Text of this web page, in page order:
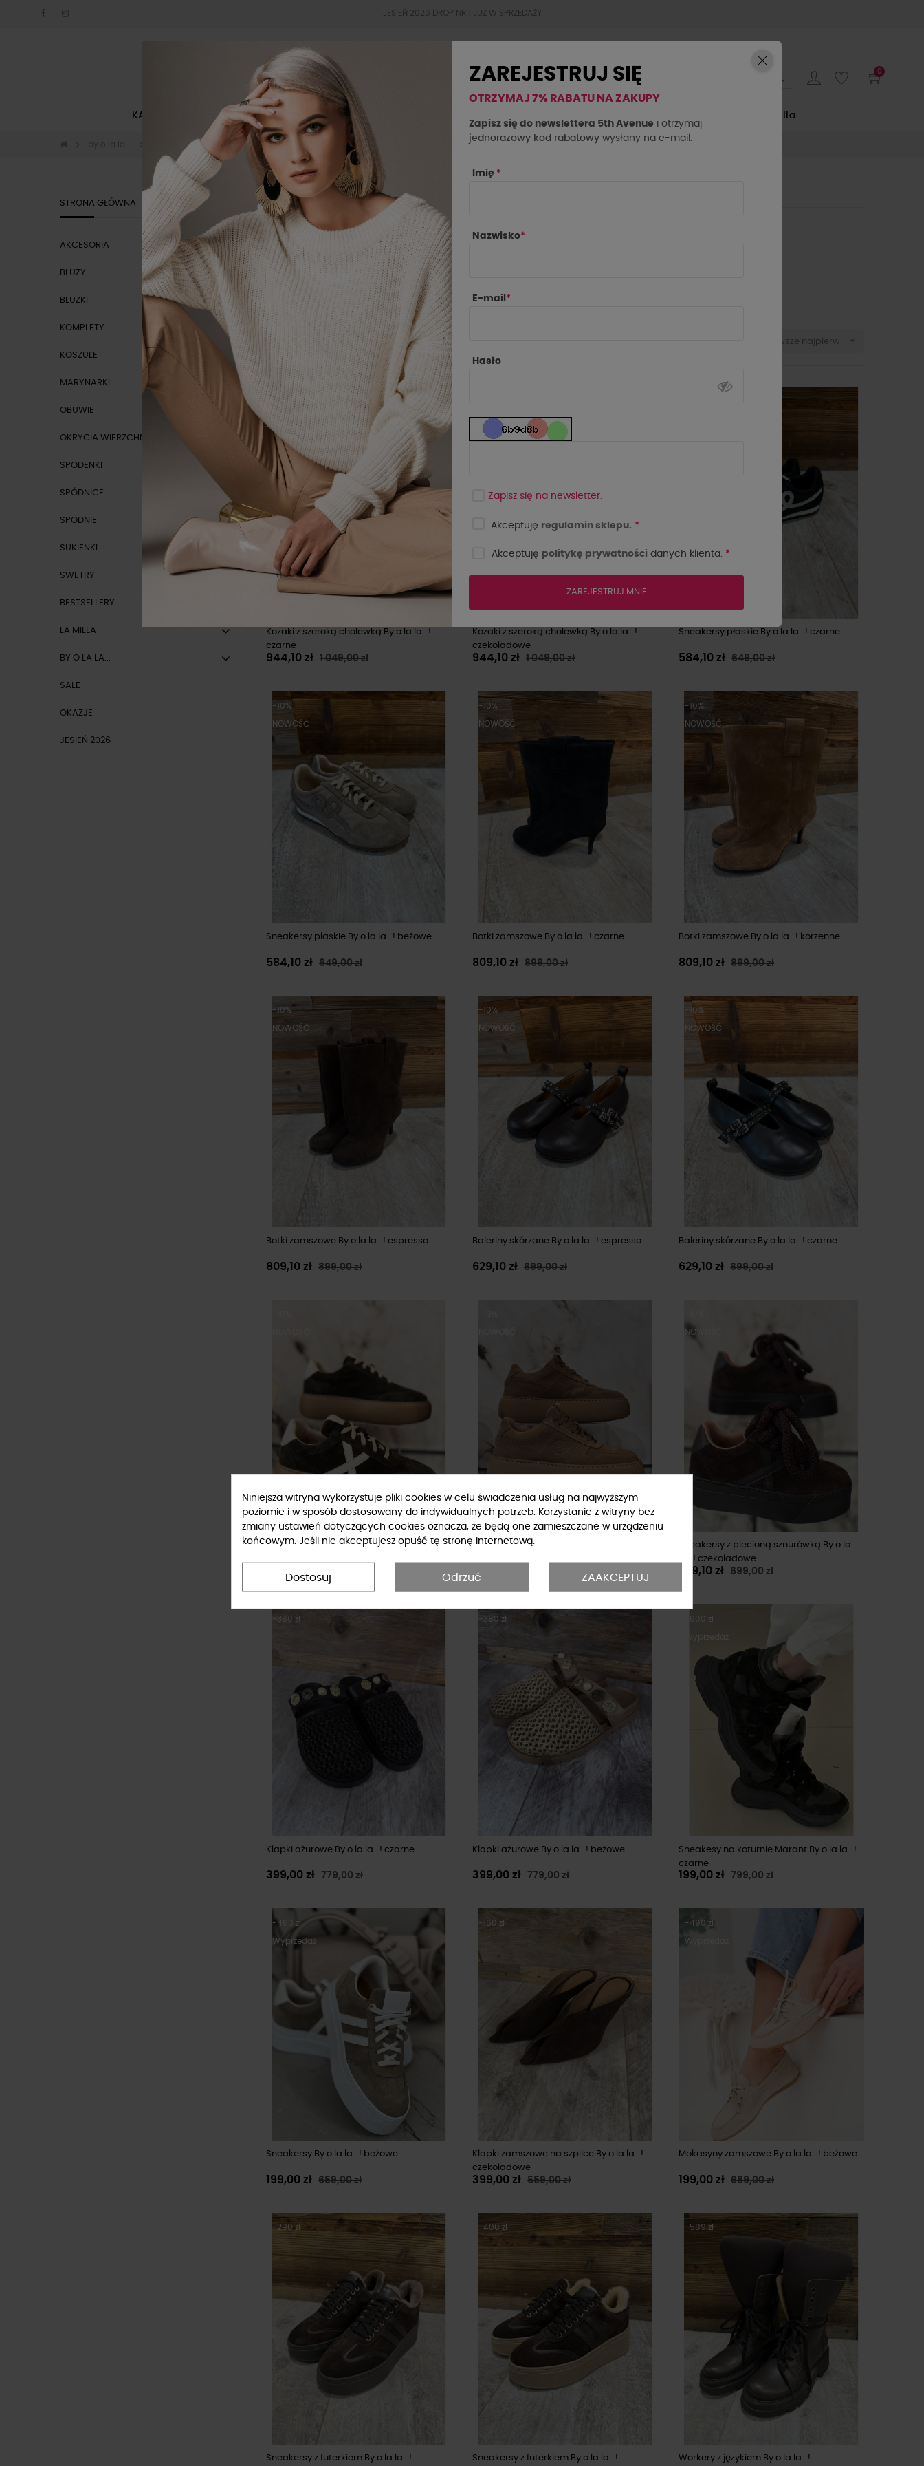
JESIEŃ 2026 DROP NR.1 JUZ W SPRZEDAŻY
KATEGORIE NOWOŚCI BESTSELLERY La Milla
0
Obuwie by o la la
STRONA GŁÓWNA
AKCESORIA
BLUZY
BLUZKI
KOMPLETY
KOSZULE
MARYNARKI
OBUWIE
OKRYCIA WIERZCHNIE
SPODENKI
SPÓDNICE
SPODNIE
SUKIENKI
SWETRY
BESTSELLERY
LA MILLA
BY O LA LA...
SALE
OKAZJE
JESIEŃ 2026
OBUWIE BY O LA LA
CENA PRODUCENCI
Najnowsze najpierw 
-10%
NOWOŚĆ
Kozaki z szeroką cholewką By o la la...!
czarne
944,10 zł 1 049,00 zł
NOWOŚĆ
Kozaki z szeroką cholewką By o la la...!
czekoladowe
944,10 zł 1 049,00 zł
Sneakersy płaskie By o la la...! czarne
584,10 zł 649,00 zł
-10%
NOWOŚĆ
Sneakersy płaskie By o la la...! beżowe
584,10 zł 649,00 zł
-10%
NOWOŚĆ
Botki zamszowe By o la la...! czarne
809,10 zł 899,00 zł
-10%
NOWOŚĆ
Botki zamszowe By o la la...! korzenne
809,10 zł 899,00 zł
-10%
NOWOŚĆ
Botki zamszowe By o la la...! espresso
809,10 zł 899,00 zł
-10%
NOWOŚĆ
Baleriny skórzane By o la la...! espresso
629,10 zł 699,00 zł
-10%
NOWOŚĆ
Baleriny skórzane By o la la...! czarne
629,10 zł 699,00 zł
Sneakersy na platformie By o la la...! olive
699,00 zł
Sneakersy na platformie By o la la...!
629,10 zł
NOWOŚĆ
Sneakersy z plecioną sznurówką By o la
la...! czekoladowe
629,10 zł 699,00 zł
-380 zł
Klapki ażurowe By o la la...! czarne
399,00 zł 779,00 zł
-380 zł
Klapki ażurowe By o la la...! beżowe
399,00 zł 779,00 zł
-600 zł
Wyprzedaż
Sneakesy na koturnie Marant By o la la...!
czarne
199,00 zł 799,00 zł
-460 zł
Wyprzedaż
Sneakersy By o la la...! beżowe
199,00 zł 659,00 zł
-160 zł
Klapki zamszowe na szpilce By o la la...!
czekoladowe
399,00 zł 559,00 zł
-490 zł
Wyprzedaż
Mokasyny zamszowe By o la la...! beżowe
199,00 zł 689,00 zł
-290 zł
Sneakersy z futerkiem By o la la...!
-400 zł
Sneakersy z futerkiem By o la la...!
-589 zł
Workery z językiem By o la la...!
ZAREJESTRUJ SIĘ
OTRZYMAJ 7% RABATU NA ZAKUPY
Zapisz się do newslettera 5th Avenue i otrzymaj
jednorazowy kod rabatowy wysłany na e-mail.
Imię *
Nazwisko*
E-mail *
Hasło
Zapisz się na newsletter.
Akceptuję regulamin sklepu. *
Akceptuję politykę prywatności danych klienta. *
ZAREJESTRUJ MNIE
Niniejsza witryna wykorzystuje pliki cookies w celu świadczenia usług na najwyższym
poziomie i w sposób dostosowany do indywidualnych potrzeb. Korzystanie z witryny bez
zmiany ustawień dotyczących cookies oznacza, że będą one zamieszczane w urządzeniu
końcowym. Jeśli nie akceptujesz opuść tę stronę internetową.
Dostosuj Odrzuć ZAAKCEPTUJ